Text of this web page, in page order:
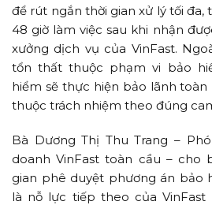
để rút ngắn thời gian xử lý tối
48 giờ làm việc sau khi nhận
xưởng dịch vụ của VinFast.
tổn thất thuộc phạm vi bảo
hiểm sẽ thực hiện bảo lãnh
thuộc trách nhiệm theo đúng
Bà Dương Thị Thu Trang –
doanh VinFast toàn cầu – cho
gian phê duyệt phương án bảo
là nỗ lực tiếp theo của